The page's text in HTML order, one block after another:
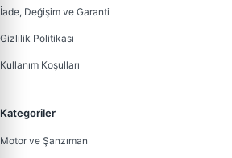
İade, Değişim ve Garanti
Gizlilik Politikası
Kullanım Koşulları
Kategoriler
Motor ve Şanzıman